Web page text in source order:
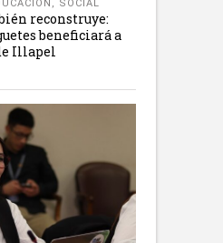
, SOCIAL
reconstruye:
beneficiará a
Illapel